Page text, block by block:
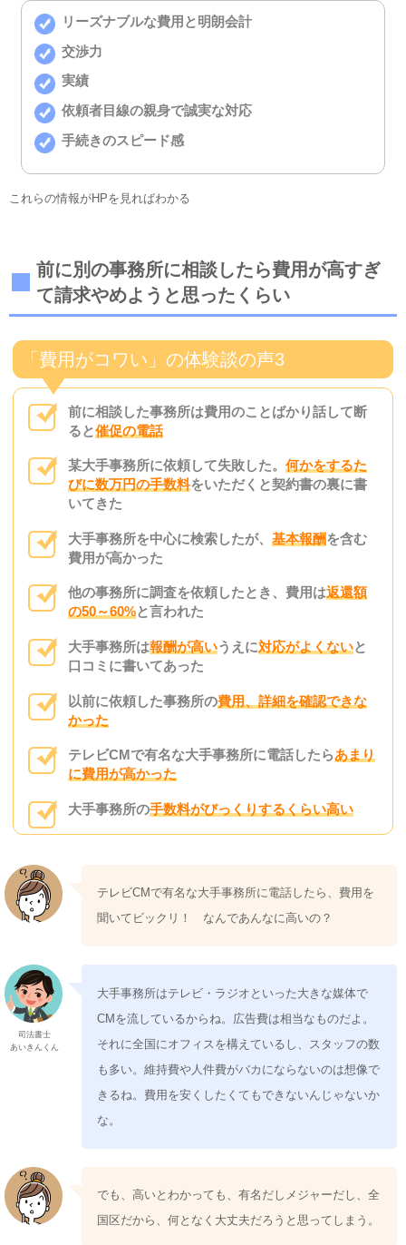
リーズナブルな費用と明朗会計
交渉力
実績
依頼者目線の親身で誠実な対応
手続きのスピード感
これらの情報がHPを見ればわかる
前に別の事務所に相談したら費用が高すぎ
て請求やめようと思ったくらい
「費用がコワい」の体験談の声3
前に相談した事務所は費用のことばかり話して断
ると催促の電話
某大手事務所に依頼して失敗した。何かをするた
びに数万円の手数料をいただくと契約書の裏に書
いてきた
大手事務所を中心に検索したが、基本報酬を含む
費用が高かった
他の事務所に調査を依頼したとき、費用は返還額
の50～60%と言われた
大手事務所は報酬が高いうえに対応がよくないと
口コミに書いてあった
以前に依頼した事務所の費用、詳細を確認できな
かった
テレビCMで有名な大手事務所に電話したらあまり
に費用が高かった
大手事務所の手数料がびっくりするくらい高い
テレビCMで有名な大手事務所に電話したら、費用を
聞いてビックリ！ なんであんなに高いの？
司法書士
あいきんくん
大手事務所はテレビ・ラジオといった大きな媒体で
CMを流しているからね。広告費は相当なものだよ。
それに全国にオフィスを構えているし、スタッフの数
も多い。維持費や人件費がバカにならないのは想像で
きるね。費用を安くしたくてもできないんじゃないか
な。
でも、高いとわかっても、有名だしメジャーだし、全
国区だから、何となく大丈夫だろうと思ってしまう。